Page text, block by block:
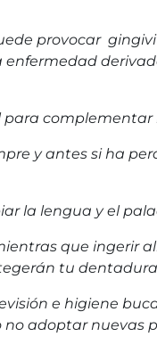
provocar
para
y antes si ha
la lengua y el
que ingerir
tu
e higiene
adoptar nuevas